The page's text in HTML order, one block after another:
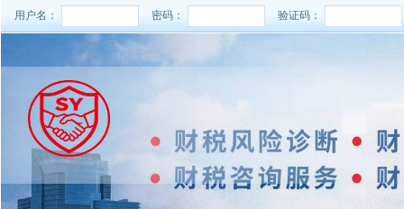
用户名： 密码： 验证码：